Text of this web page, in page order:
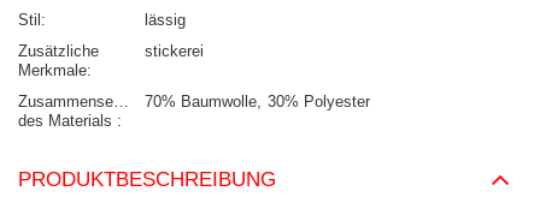
Stil
lässig
Zusätzliche
Merkmale
stickerei
Zusammensetzung
des Materials
70% Baumwolle 30% Polyester
PRODUKTBESCHREIBUNG